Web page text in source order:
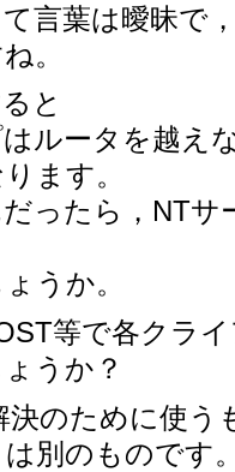
言葉は曖昧で
。
と
ルータを越え
ます。
ったら，NTサ
うか。
等で各クラ
うか？
決のために使う
別のものです